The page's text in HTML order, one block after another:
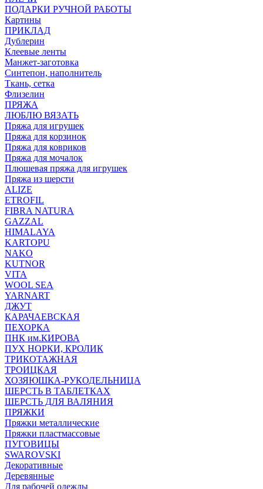
ПОДАРКИ РУЧНОЙ РАБОТЫ
Картины
ПРИКЛАД
Дублерин
Клеевые ленты
Манжет-заготовка
Синтепон, наполнитель
Ткань, сетка
Флизелин
ПРЯЖА
ЛЮБЛЮ ВЯЗАТЬ
Пряжа для игрушек
Пряжа для корзинок
Пряжа для ковриков
Пряжа для мочалок
Плюшевая пряжа для игрушек
Пряжа из шерсти
ALIZE
ETROFIL
FIBRA NATURA
GAZZAL
HIMALAYA
KARTOPU
NAKO
KUTNOR
VITA
WOOL SEA
YARNART
ДЖУТ
КАРАЧАЕВСКАЯ
ПЕХОРКА
ПНК им.КИРОВА
ПУХ НОРКИ, КРОЛИК
ТРИКОТАЖНАЯ
ТРОИЦКАЯ
ХОЗЯЮШКА-РУКОДЕЛЬНИЦА
ШЕРСТЬ В ТАБЛЕТКАХ
ШЕРСТЬ ДЛЯ ВАЛЯНИЯ
ПРЯЖКИ
Пряжки металлические
Пряжки пластмассовые
ПУГОВИЦЫ
SWAROVSKI
Декоративные
Деревянные
Для рабочей одежды